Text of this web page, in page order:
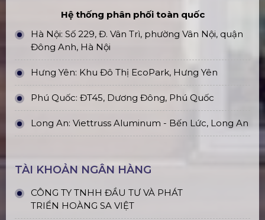
Hệ thống phân phối toàn quốc
Hà Nội: Số 229, Đ. Vân Trì, phường Vân Nội, quận
Đông Anh, Hà Nội
Hưng Yên: Khu Đô Thị EcoPark, Hưng Yên
Phú Quốc: ĐT45, Dương Đông, Phú Quốc
Long An: Viettruss Aluminum - Bến Lức, Long An
TÀI KHOẢN NGÂN HÀNG
CÔNG TY TNHH ĐẦU TƯ VÀ PHÁT
TRIỂN HOÀNG SA VIỆT